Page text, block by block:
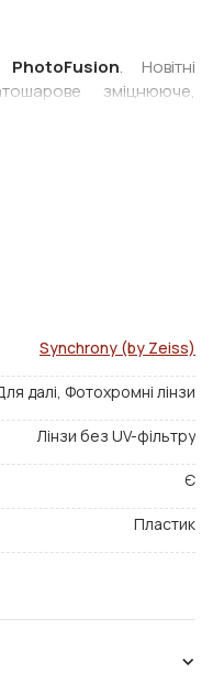
. Новітні
зміцнююче,
Synchrony (by Zeiss)
далі, Фотохромні лінзи
Лінзи без UV-фільтру
Є
Пластик